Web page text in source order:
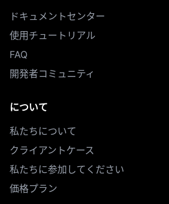
ドキュメントセンター
使用チュートリアル
FAQ
開発者コミュニティ
について
私たちについて
クライアントケース
私たちに参加してください
価格プラン